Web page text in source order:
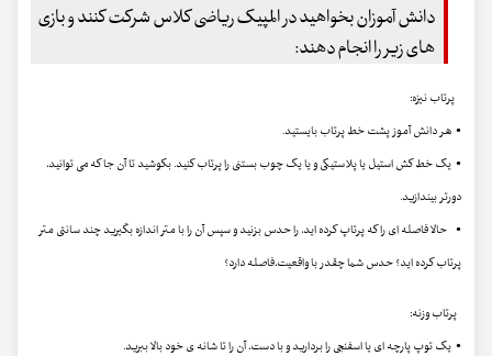
دانش آموزان بخواهید در المپیک ریاضی کلاس شرکت کنند و بازی
های زیر را انجام دهند:
پرتاب نیزه:
• هر دانش آموز پشت خط پرتاب بایستید.
• یک خط کش استیل یا پلاستیکی و یا یک چوب بستنی را پرتاب کنید. بکوشید تا آن جا که می توانید،
دورتر بیندازید.
• حالا فاصله ای را که پرتاپ کرده اید، را حدس بزنید و سپس آن را با متر اندازه بگیرید چند سانتی متر
پرتاب کرده اید؟ حدس شما چقدر با واقعیت،فاصله دارد؟
پرتاب وزنه:
• یک توپ پارچه ای یا اسفنجی را بردارید و با دست، آن را تا شانه ی خود بالا ببرید.